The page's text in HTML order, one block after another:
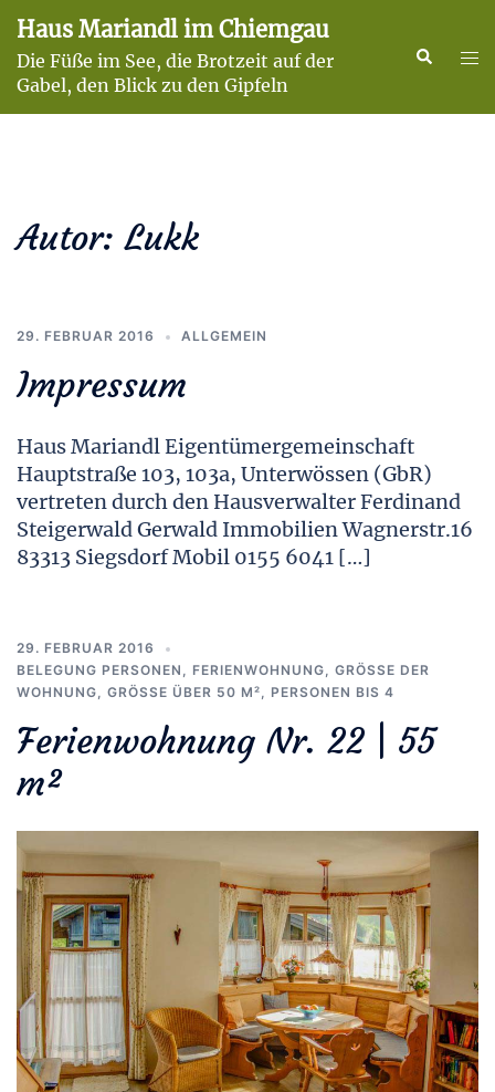
Zum
Inhalt
springen
Haus Mariandl im Chiemgau
Die Füße im See, die Brotzeit auf der
Gabel, den Blick zu den Gipfeln
Suche
Autor:Lukk
29. FEBRUAR 2016 ALLGEMEIN
Impressum
Haus Mariandl Eigentümergemeinschaft
Hauptstraße 103, 103a, Unterwössen (GbR)
vertreten durch den Hausverwalter Ferdinand
Steigerwald Gerwald Immobilien Wagnerstr.16
83313 Siegsdorf Mobil 0155 6041 […]
29. FEBRUAR 2016
BELEGUNG PERSONEN , FERIENWOHNUNG, GRÖSSE DER W
OHNUNG
, GRÖSSE ÜBER 50 M² , PERSONEN BIS 4
Ferienwohnung Nr. 22 | 55
m²